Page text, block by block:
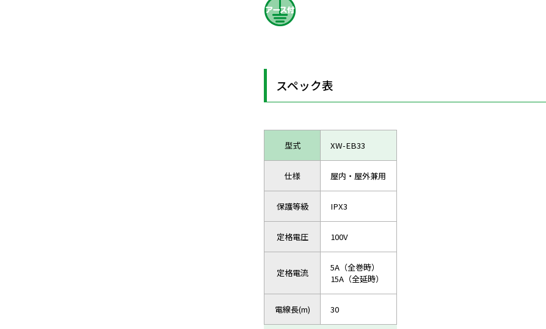
スペック表
型式 XW-EB33
仕様 屋内・屋外兼用
保護等級 IPX3
定格電圧 100V
定格電流
5A（全巻時）
15A（全延時）
電線長(m) 30